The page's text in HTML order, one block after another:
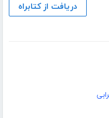
دریافت از کتابراه